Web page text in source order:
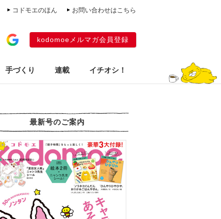
コドモエのほん お問い合わせはこちら
kodomoeメルマガ会員登録
手づくり 連載 イチオシ！
最新号のご案内